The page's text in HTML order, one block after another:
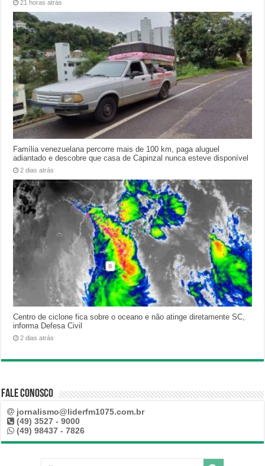
21 horas atrás
Família venezuelana percorre mais de 100 km, paga aluguel
adiantado e descobre que casa de Capinzal nunca esteve disponível
2 dias atrás
Centro de ciclone fica sobre o oceano e não atinge diretamente SC,
informa Defesa Civil
2 dias atrás
Fale Conosco
jornalismo@liderfm1075.com.br
(49) 3527 - 9000
(49) 98437 - 7826